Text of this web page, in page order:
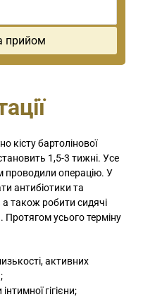
кісту бартолінової
1,5-3 тижні. Усе
проводили операцію. У
антибіотики та
а також робити сидячі
усього терміну
активних
гігієни;